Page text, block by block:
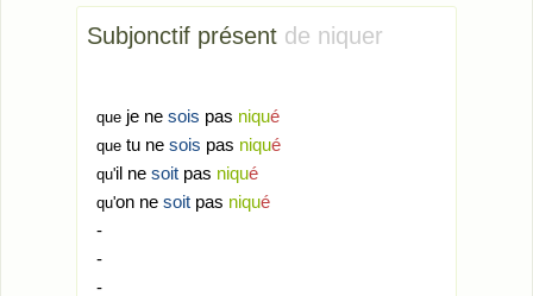
Subjonctif présent de niquer
que je ne sois pas niqué
que tu ne sois pas niqué
qu'il ne soit pas niqué
qu'on ne soit pas niqué
-
-
-